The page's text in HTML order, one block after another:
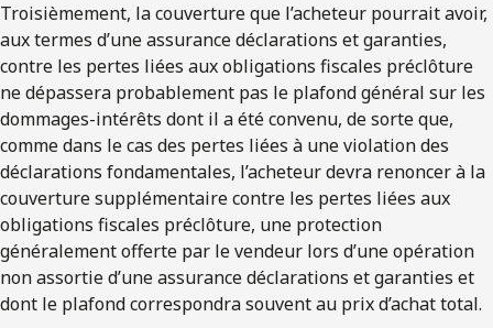
Troisièmement, la couverture que l’acheteur pourrait avoir,
aux termes d’une assurance déclarations et garanties,
contre les pertes liées aux obligations fiscales préclôture
ne dépassera probablement pas le plafond général sur les
dommages-intérêts dont il a été convenu, de sorte que,
comme dans le cas des pertes liées à une violation des
déclarations fondamentales, l’acheteur devra renoncer à la
couverture supplémentaire contre les pertes liées aux
obligations fiscales préclôture, une protection
généralement offerte par le vendeur lors d’une opération
non assortie d’une assurance déclarations et garanties et
dont le plafond correspondra souvent au prix d’achat total.